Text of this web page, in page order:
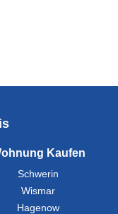
Kaufen
Schwerin
Wismar
Hagenow